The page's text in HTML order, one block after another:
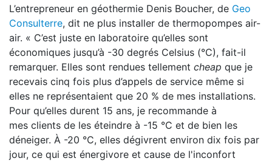
L’entrepreneur en géothermie Denis Boucher, de Geo
Consulterre, dit ne plus installer de thermopompes air-
air. « C’est juste en laboratoire qu’elles sont
économiques jusqu’à -30 degrés Celsius (°C), fait-il
remarquer. Elles sont rendues tellement cheap que je
recevais cinq fois plus d’appels de service même si
elles ne représentaient que 20 % de mes installations.
Pour qu’elles durent 15 ans, je recommande à
mes clients de les éteindre à -15 °C et de bien les
déneiger. À -20 °C, elles dégivrent environ dix fois par
jour, ce qui est énergivore et cause de l'inconfort